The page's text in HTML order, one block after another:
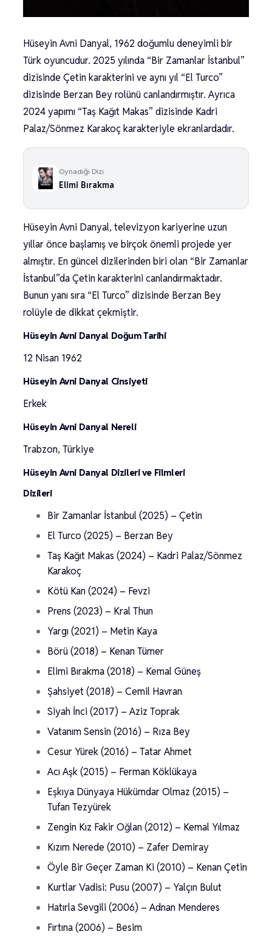
Hüseyin Avni Danyal, 1962 doğumlu deneyimli bir
Türk oyuncudur. 2025 yılında “Bir Zamanlar İstanbul”
dizisinde Çetin karakterini ve aynı yıl “El Turco”
dizisinde Berzan Bey rolünü canlandırmıştır. Ayrıca
2024 yapımı “Taş Kağıt Makas” dizisinde Kadri
Palaz/Sönmez Karakoç karakteriyle ekranlardadır.
Oynadığı Dizi
Elimi Bırakma
Hüseyin Avni Danyal, televizyon kariyerine uzun
yıllar önce başlamış ve birçok önemli projede yer
almıştır. En güncel dizilerinden biri olan “Bir Zamanlar
İstanbul”da Çetin karakterini canlandırmaktadır.
Bunun yanı sıra “El Turco” dizisinde Berzan Bey
rolüyle de dikkat çekmiştir.
Hüseyin Avni Danyal Doğum Tarihi
12 Nisan 1962
Hüseyin Avni Danyal Cinsiyeti
Erkek
Hüseyin Avni Danyal Nereli
Trabzon, Türkiye
Hüseyin Avni Danyal Dizileri ve Filmleri
Dizileri
Bir Zamanlar İstanbul (2025) – Çetin
El Turco (2025) – Berzan Bey
Taş Kağıt Makas (2024) – Kadri Palaz/Sönmez
Karakoç
Kötü Kan (2024) – Fevzi
Prens (2023) – Kral Thun
Yargı (2021) – Metin Kaya
Börü (2018) – Kenan Tümer
Elimi Bırakma (2018) – Kemal Güneş
Şahsiyet (2018) – Cemil Havran
Siyah İnci (2017) – Aziz Toprak
Vatanım Sensin (2016) – Rıza Bey
Cesur Yürek (2016) – Tatar Ahmet
Acı Aşk (2015) – Ferman Köklükaya
Eşkıya Dünyaya Hükümdar Olmaz (2015) –
Tufan Tezyürek
Zengin Kız Fakir Oğlan (2012) – Kemal Yılmaz
Kızım Nerede (2010) – Zafer Demiray
Öyle Bir Geçer Zaman Ki (2010) – Kenan Çetin
Kurtlar Vadisi: Pusu (2007) – Yalçın Bulut
Hatırla Sevgili (2006) – Adnan Menderes
Fırtına (2006) – Besim